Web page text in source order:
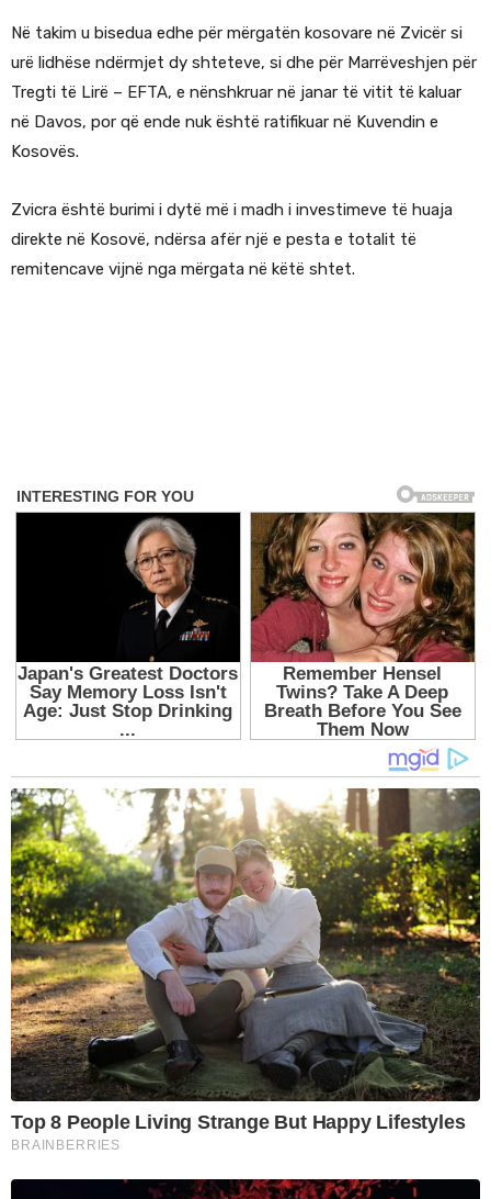
Në takim u bisedua edhe për mërgatën kosovare në Zvicër si
urë lidhëse ndërmjet dy shteteve, si dhe për Marrëveshjen për
Tregti të Lirë – EFTA, e nënshkruar në janar të vitit të kaluar
në Davos, por që ende nuk është ratifikuar në Kuvendin e
Kosovës.
Zvicra është burimi i dytë më i madh i investimeve të huaja
direkte në Kosovë, ndërsa afër një e pesta e totalit të
remitencave vijnë nga mërgata në këtë shtet.